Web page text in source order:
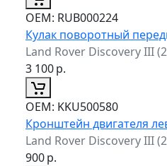
ОЕМ: RUB000224
Кулак поворотный
Land Rover Discovery III
3 100р.
ОЕМ: KKU500580
Кронштейн двигателя
Land Rover Discovery III
900р.